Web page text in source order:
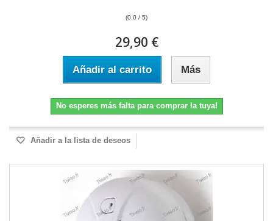
(0.0 / 5)
29,90 €
Añadir al carrito Más
No esperes más falta para comprar la tuya!
Añadir a la lista de deseos